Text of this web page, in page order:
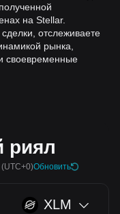
на Stellar.
отслеживаете
рынка,
своевременные
риял
(UTC+0)Обновить
XLM